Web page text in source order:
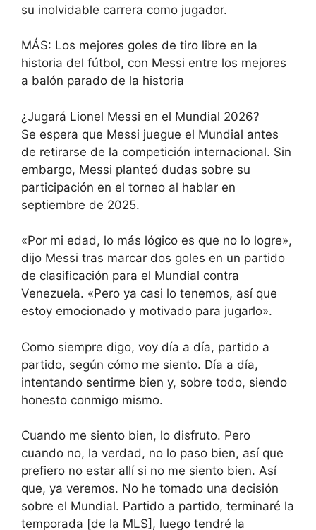
su inolvidable carrera como jugador.
MÁS: Los mejores goles de tiro libre en la
historia del fútbol, ​​con Messi entre los mejores
a balón parado de la historia
¿Jugará Lionel Messi en el Mundial 2026?
Se espera que Messi juegue el Mundial antes
de retirarse de la competición internacional. Sin
embargo, Messi planteó dudas sobre su
participación en el torneo al hablar en
septiembre de 2025.
«Por mi edad, lo más lógico es que no lo logre»,
dijo Messi tras marcar dos goles en un partido
de clasificación para el Mundial contra
Venezuela. «Pero ya casi lo tenemos, así que
estoy emocionado y motivado para jugarlo».
Como siempre digo, voy día a día, partido a
partido, según cómo me siento. Día a día,
intentando sentirme bien y, sobre todo, siendo
honesto conmigo mismo.
Cuando me siento bien, lo disfruto. Pero
cuando no, la verdad, no lo paso bien, así que
prefiero no estar allí si no me siento bien. Así
que, ya veremos. No he tomado una decisión
sobre el Mundial. Partido a partido, terminaré la
temporada [de la MLS], luego tendré la